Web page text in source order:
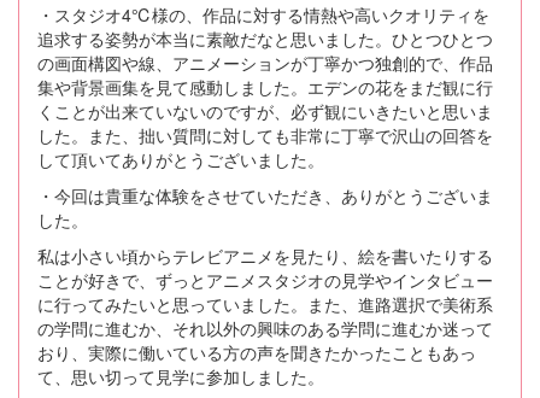
・スタジオ4℃様の、作品に対する情熱や高いクオリティを
追求する姿勢が本当に素敵だなと思いました。ひとつひとつ
の画面構図や線、アニメーションが丁寧かつ独創的で、作品
集や背景画集を見て感動しました。エデンの花をまだ観に行
くことが出来ていないのですが、必ず観にいきたいと思いま
した。また、拙い質問に対しても非常に丁寧で沢山の回答を
して頂いてありがとうございました。
・今回は貴重な体験をさせていただき、ありがとうございま
した。
私は小さい頃からテレビアニメを見たり、絵を書いたりする
ことが好きで、ずっとアニメスタジオの見学やインタビュー
に行ってみたいと思っていました。また、進路選択で美術系
の学問に進むか、それ以外の興味のある学問に進むか迷って
おり、実際に働いている方の声を聞きたかったこともあっ
て、思い切って見学に参加しました。